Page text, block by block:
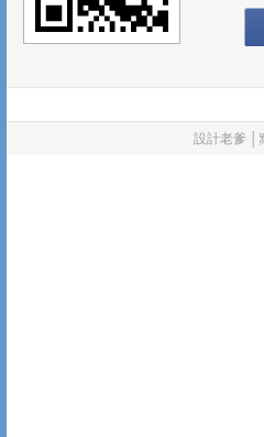
設計老爹